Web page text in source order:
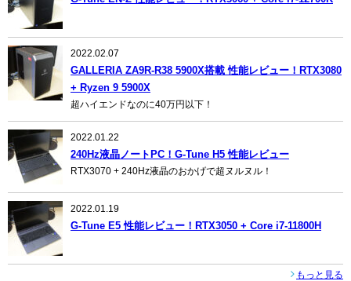
2022.02.07
GALLERIA ZA9R-R38 5900X搭載 性能レビュー！RTX3080
+ Ryzen 9 5900X
超ハイエンドなのに40万円以下！
2022.01.22
240Hz液晶ノートPC！G-Tune H5 性能レビュー
RTX3070 + 240Hz液晶のおかげで超ヌルヌル！
2022.01.19
G-Tune E5 性能レビュー！RTX3050 + Core i7-11800H
もっと見る